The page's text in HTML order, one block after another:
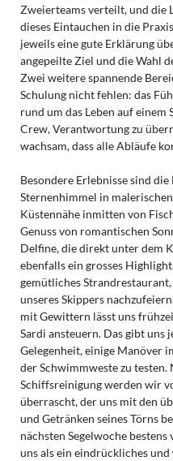
Zweierteams verteilt, und die
dieses Eintauchen in die
jeweils eine gute Erklärung
angepeilte Ziel und die Wahl
Zwei weitere spannende
Schulung nicht fehlen: das
rund um das Leben auf
Crew, Verantwortung zu
wachsam, dass alle Abläufe
Besondere Erlebnisse sind
Sternenhimmel in
Küstennähe inmitten von
Genuss von romantischen
Delfine, die direkt unter dem
ebenfalls ein grosses
gemütliches
unseres Skippers
mit Gewittern lässt uns
Sardi ansteuern. Das gibt uns
Gelegenheit, einige Manöver
der Schwimmweste zu
Schiffsreinigung werden wir
überrascht, der uns mit den
und Getränken seines Törns
nächsten Segelwoche
uns als ein eindrückliches